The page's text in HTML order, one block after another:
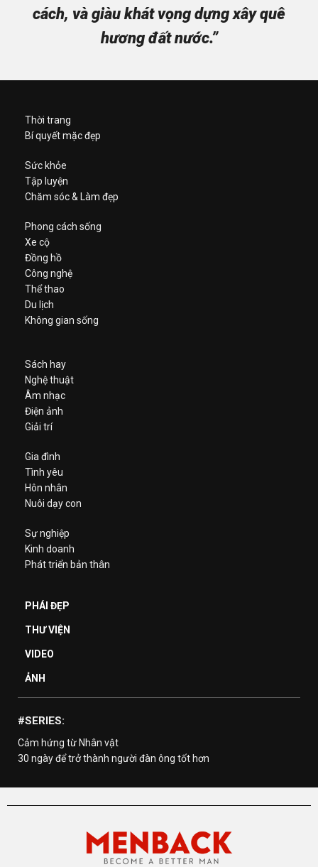
cách, và giàu khát vọng dựng xây quê
hương đất nước.”
Thời trang
Bí quyết mặc đẹp
Sức khỏe
Tập luyện
Chăm sóc & Làm đẹp
Phong cách sống
Xe cộ
Đồng hồ
Công nghệ
Thể thao
Du lịch
Không gian sống
Sách hay
Nghệ thuật
Âm nhạc
Điện ảnh
Giải trí
Gia đình
Tình yêu
Hôn nhân
Nuôi dạy con
Sự nghiệp
Kinh doanh
Phát triển bản thân
PHÁI ĐẸP
THƯ VIỆN
VIDEO
ẢNH
#SERIES:
Cảm hứng từ Nhân vật
30 ngày để trở thành người đàn ông tốt hơn